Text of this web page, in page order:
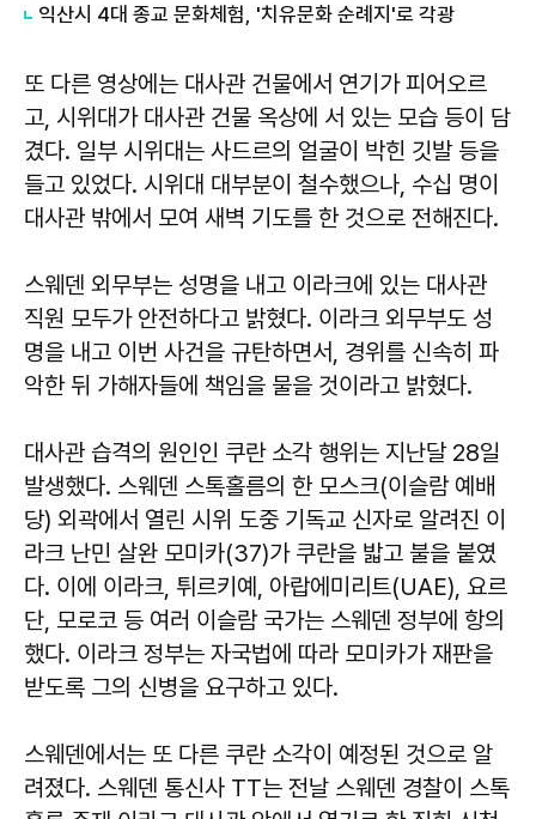
익산시 4대 종교 문화체험, '치유문화 순례지'로 각광
또 다른 영상에는 대사관 건물에서 연기가 피어오르
고, 시위대가 대사관 건물 옥상에 서 있는 모습 등이 담
겼다. 일부 시위대는 사드르의 얼굴이 박힌 깃발 등을
들고 있었다. 시위대 대부분이 철수했으나, 수십 명이
대사관 밖에서 모여 새벽 기도를 한 것으로 전해진다.
스웨덴 외무부는 성명을 내고 이라크에 있는 대사관
직원 모두가 안전하다고 밝혔다. 이라크 외무부도 성
명을 내고 이번 사건을 규탄하면서, 경위를 신속히 파
악한 뒤 가해자들에 책임을 물을 것이라고 밝혔다.
대사관 습격의 원인인 쿠란 소각 행위는 지난달 28일
발생했다. 스웨덴 스톡홀름의 한 모스크(이슬람 예배
당) 외곽에서 열린 시위 도중 기독교 신자로 알려진 이
라크 난민 살완 모미카(37)가 쿠란을 밟고 불을 붙였
다. 이에 이라크, 튀르키예, 아랍에미리트(UAE), 요르
단, 모로코 등 여러 이슬람 국가는 스웨덴 정부에 항의
했다. 이라크 정부는 자국법에 따라 모미카가 재판을
받도록 그의 신병을 요구하고 있다.
스웨덴에서는 또 다른 쿠란 소각이 예정된 것으로 알
려졌다. 스웨덴 통신사 TT는 전날 스웨덴 경찰이 스톡